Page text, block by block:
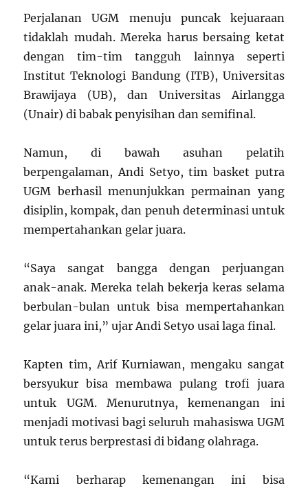
Perjalanan UGM menuju puncak kejuaraan
tidaklah mudah. Mereka harus bersaing ketat
dengan tim-tim tangguh lainnya seperti
Institut Teknologi Bandung (ITB), Universitas
Brawijaya (UB), dan Universitas Airlangga
(Unair) di babak penyisihan dan semifinal.
Namun, di bawah asuhan pelatih
berpengalaman, Andi Setyo, tim basket putra
UGM berhasil menunjukkan permainan yang
disiplin, kompak, dan penuh determinasi untuk
mempertahankan gelar juara.
“Saya sangat bangga dengan perjuangan
anak-anak. Mereka telah bekerja keras selama
berbulan-bulan untuk bisa mempertahankan
gelar juara ini,” ujar Andi Setyo usai laga final.
Kapten tim, Arif Kurniawan, mengaku sangat
bersyukur bisa membawa pulang trofi juara
untuk UGM. Menurutnya, kemenangan ini
menjadi motivasi bagi seluruh mahasiswa UGM
untuk terus berprestasi di bidang olahraga.
“Kami berharap kemenangan ini bisa